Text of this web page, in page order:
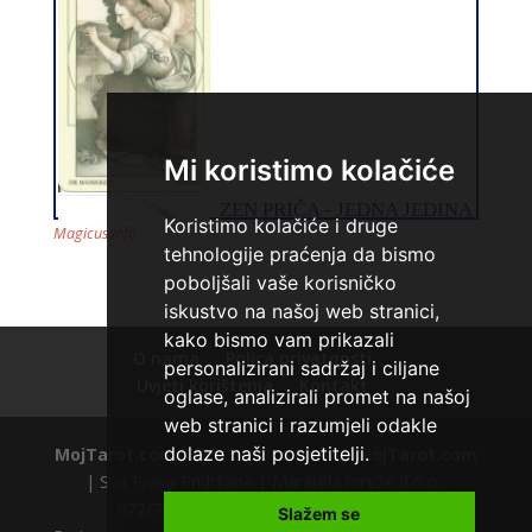
Mi koristimo kolačiće
Koristimo kolačiće i druge
tehnologije praćenja da bismo
poboljšali vaše korisničko
iskustvo na našoj web stranici,
kako bismo vam prikazali
personalizirani sadržaj i ciljane
oglase, analizirali promet na našoj
web stranici i razumjeli odakle
dolaze naši posjetitelji.
Slažem se
Tarot savjetnik je slobodan
TEHNIKE:
Broj tel: 064/600-600
ALBA/ Kod 24
Tarot savjetnik je zauzet
TEHNIKE:
Magicus.info
Polica privatnosti
Uvjeti korištenja
Kontakt
MojTarot.com© 2012. | Powered byMojTarot.com
| Sva Prava Pridržana | Maratela mreže d.o.o.,
Polica privatnosti